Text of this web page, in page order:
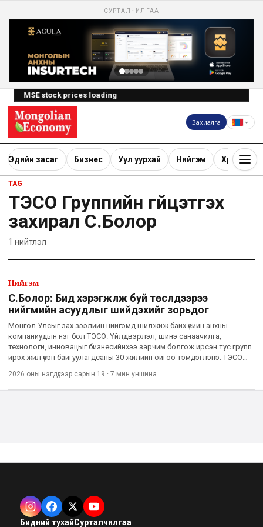
СУРТАЛЧИЛГАА
MSE stock prices loading
Захиалга
Эдийн засаг Бизнес Уул уурхай Нийгэм Хөрөнгө
TAG
ТЭСО Группийн гүйцэтгэх
захирал С.Болор
1 нийтлэл
Нийгэм
С.Болор: Бид хэрэгжүүлж буй төслүүдээрээ
нийгмийн асуудлыг шийдэхийг зорьдог
Монгол Улсыг зах зээлийн нийгэмд шилжиж байх үеийн анхны
компаниудын нэг бол ТЭСО. Үйлдвэрлэл, шинэ санаачилга,
технологи, инновацыг бизнесийнхээ зарчим болгож ирсэн тус групп
ирэх жил үүсэн байгуулагдсаны 30 жилийн ойгоо тэмдэглэнэ. ТЭСО
2026 оны нэгдүгээр сарын 19 · 7 мин уншина
Бидний тухайСурталчилгаа